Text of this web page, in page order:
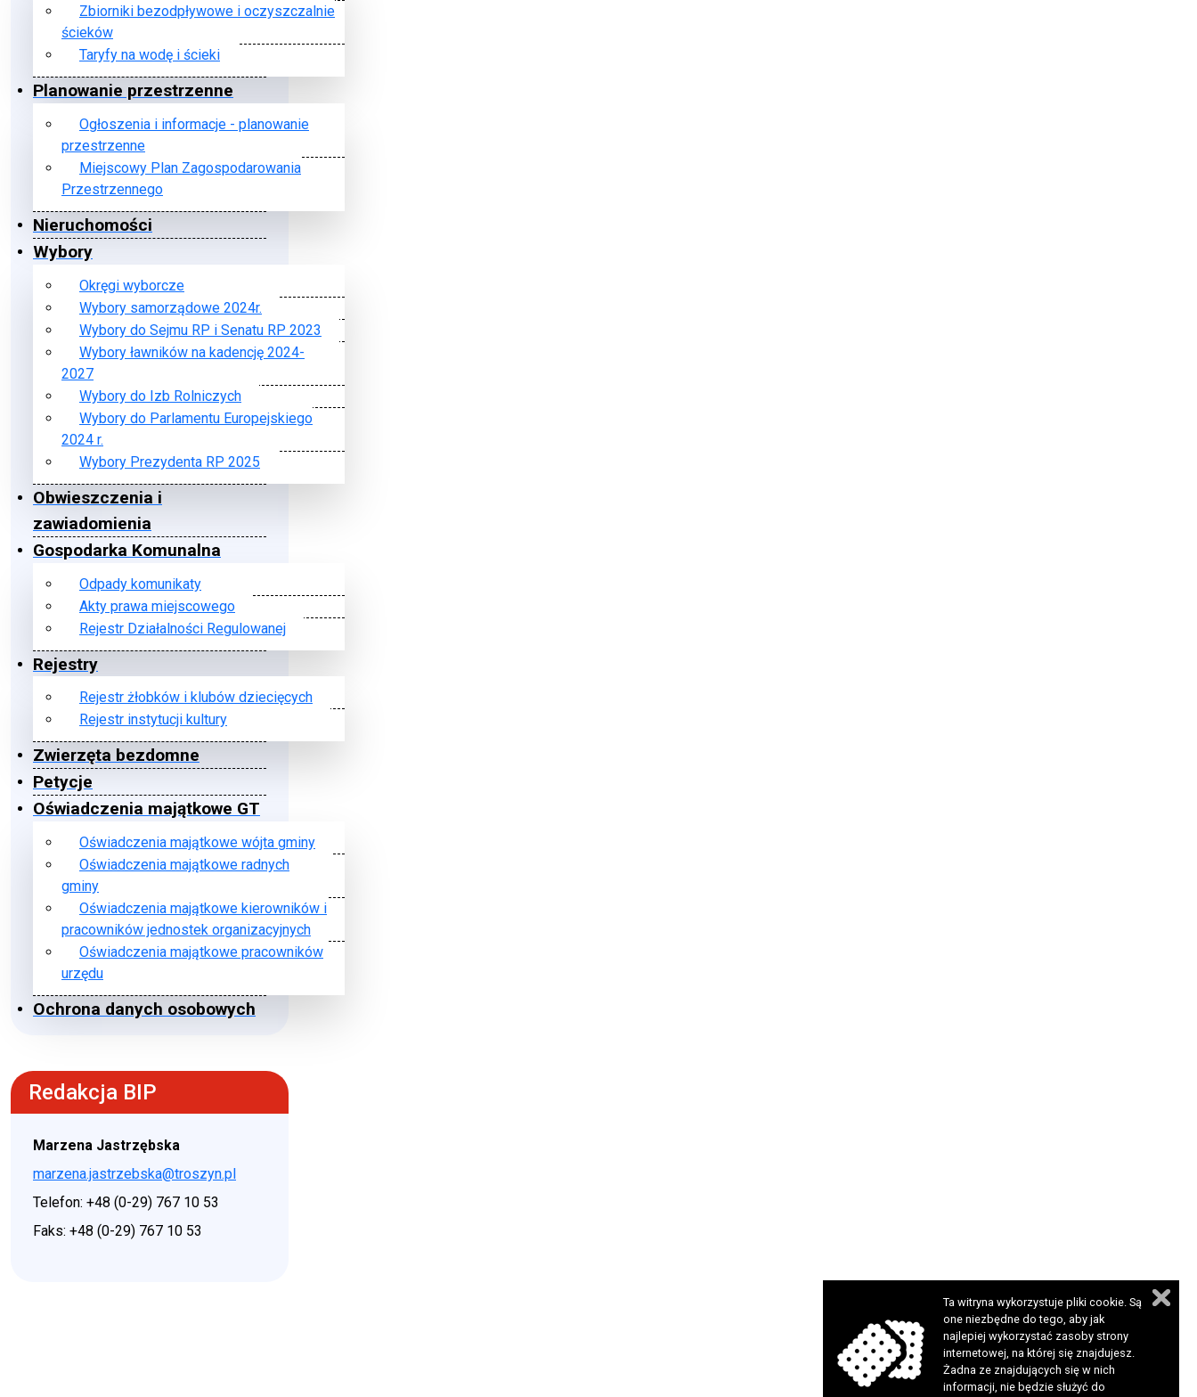
Zbiorniki bezodpływowe i oczyszczalnie
ścieków
Taryfy na wodę i ścieki
Planowanie przestrzenne
Ogłoszenia i informacje - planowanie
przestrzenne
Miejscowy Plan Zagospodarowania
Przestrzennego
Nieruchomości
Wybory
Okręgi wyborcze
Wybory samorządowe 2024r.
Wybory do Sejmu RP i Senatu RP 2023
Wybory ławników na kadencję 2024-
2027
Wybory do Izb Rolniczych
Wybory do Parlamentu Europejskiego
2024 r.
Wybory Prezydenta RP 2025
Obwieszczenia i
zawiadomienia
Gospodarka Komunalna
Odpady komunikaty
Akty prawa miejscowego
Rejestr Działalności Regulowanej
Rejestry
Rejestr żłobków i klubów dziecięcych
Rejestr instytucji kultury
Zwierzęta bezdomne
Petycje
Oświadczenia majątkowe GT
Oświadczenia majątkowe wójta gminy
Oświadczenia majątkowe radnych
gminy
Oświadczenia majątkowe kierowników i
pracowników jednostek organizacyjnych
Oświadczenia majątkowe pracowników
urzędu
Ochrona danych osobowych
Redakcja BIP
Marzena Jastrzębska
marzena.jastrzebska@troszyn.pl
Telefon: +48 (0-29) 767 10 53
Faks: +48 (0-29) 767 10 53
Ta witryna wykorzystuje pliki cookie. Są
one niezbędne do tego, aby jak
najlepiej wykorzystać zasoby strony
internetowej, na której się znajdujesz.
Żadna ze znajdujących się w nich
informacji, nie będzie służyć do